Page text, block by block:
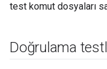
test komut dosyaları
Doğrulama